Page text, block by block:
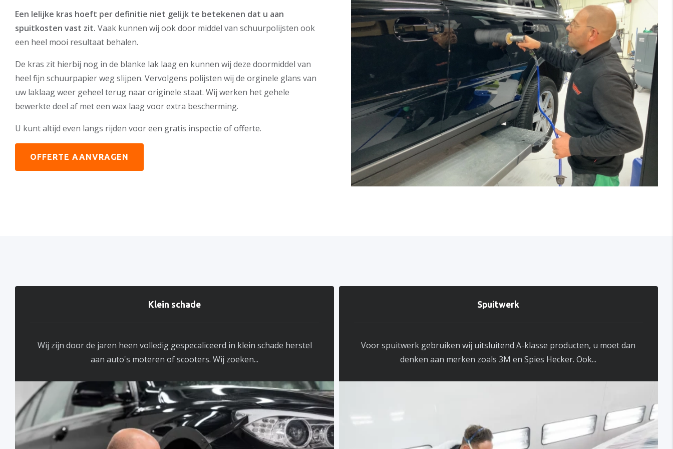
Een lelijke kras hoeft per definitie niet gelijk te betekenen dat u aan
spuitkosten vast zit. Vaak kunnen wij ook door middel van schuurpolijsten ook
een heel mooi resultaat behalen.
De kras zit hierbij nog in de blanke lak laag en kunnen wij deze doormiddel van
heel fijn schuurpapier weg slijpen. Vervolgens polijsten wij de orginele glans van
uw laklaag weer geheel terug naar originele staat. Wij werken het gehele
bewerkte deel af met een wax laag voor extra bescherming.
U kunt altijd even langs rijden voor een gratis inspectie of offerte.
OFFERTE AANVRAGEN
Klein schade
Wij zijn door de jaren heen volledig gespecaliceerd in klein schade herstel
aan auto's moteren of scooters. Wij zoeken...
Spuitwerk
Voor spuitwerk gebruiken wij uitsluitend A-klasse producten, u moet dan
denken aan merken zoals 3M en Spies Hecker. Ook...